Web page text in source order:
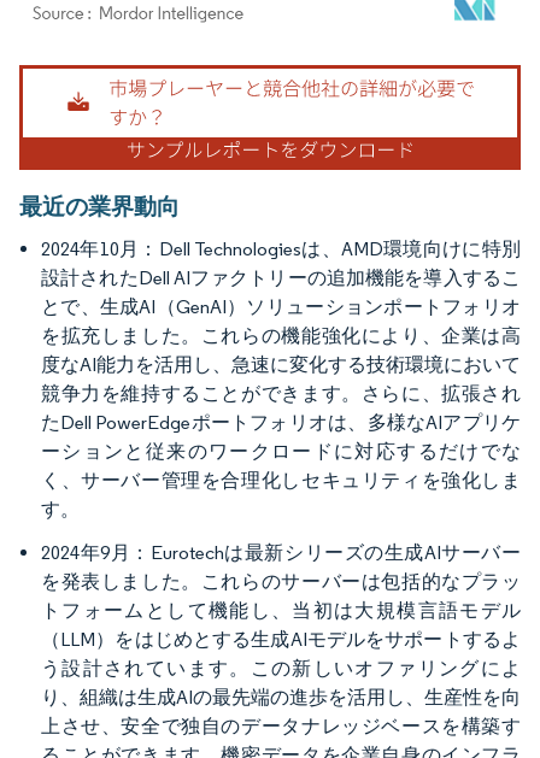
画像 © Mordor Intelligence。再利用にはCC BY 4.0の表示が必要です。
最近の業界動向
2024年10月：Dell Technologiesは、AMD環境向けに特別
設計されたDell AIファクトリーの追加機能を導入するこ
とで、生成AI（GenAI）ソリューションポートフォリオ
を拡充しました。これらの機能強化により、企業は高
度なAI能力を活用し、急速に変化する技術環境において
競争力を維持することができます。さらに、拡張され
たDell PowerEdgeポートフォリオは、多様なAIアプリケ
ーションと従来のワークロードに対応するだけでな
く、サーバー管理を合理化しセキュリティを強化しま
す。
2024年9月：Eurotechは最新シリーズの生成AIサーバー
を発表しました。これらのサーバーは包括的なプラッ
トフォームとして機能し、当初は大規模言語モデル
（LLM）をはじめとする生成AIモデルをサポートするよ
う設計されています。この新しいオファリングによ
り、組織は生成AIの最先端の進歩を活用し、生産性を向
上させ、安全で独自のデータナレッジベースを構築す